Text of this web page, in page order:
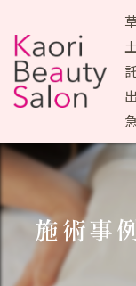
施術事